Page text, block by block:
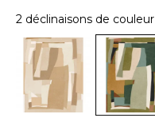
2 déclinaisons de couleur